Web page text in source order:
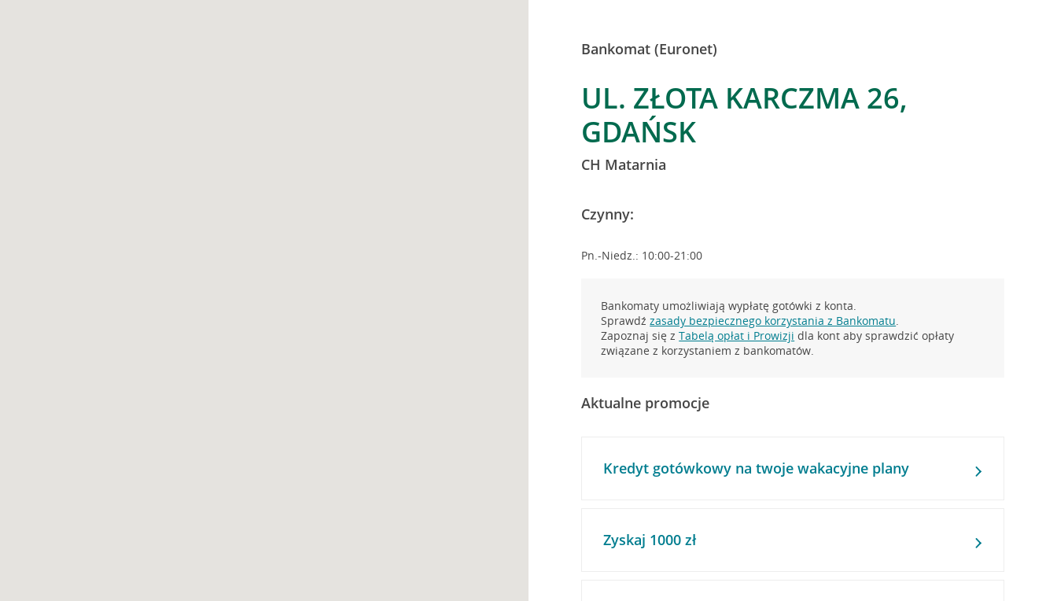
Bankomat (Euronet)
UL. ZŁOTA KARCZMA 26,
GDAŃSK
CH Matarnia
Czynny:
Pn.-Niedz.: 10:00-21:00
Bankomaty umożliwiają wypłatę gotówki z konta.
Sprawdźzasady bezpiecznego korzystania z Bankomatu.
Zapoznaj się zTabelą opłat i Prowizji dla kont aby sprawdzić opłaty
związane z korzystaniem z bankomatów.
Aktualne promocje
Kredyt gotówkowy na twoje wakacyjne plany
Zyskaj 1000 zł